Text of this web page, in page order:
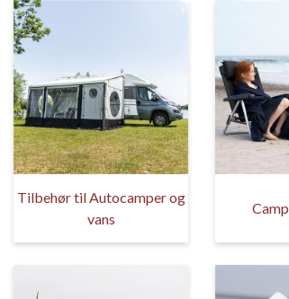
Tilbehør til Autocamper og
vans